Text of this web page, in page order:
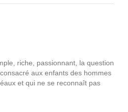
riche, passionnant, la question
aux enfants des hommes
et qui ne se reconnaît pas